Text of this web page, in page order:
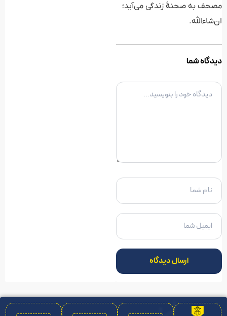
مصحف به صحنهٔ زندگی می‌آید؛
ان‌شاءالله.
دیدگاه شما
ارسال دیدگاه